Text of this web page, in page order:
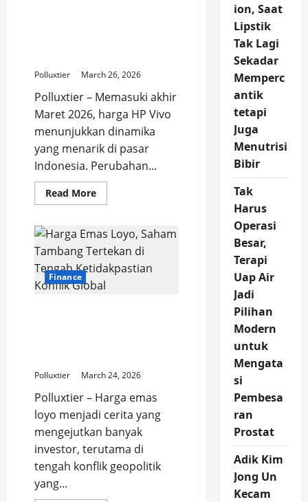
Polluxtier March 26, 2026
Polluxtier – Memasuki akhir
Maret 2026, harga HP Vivo
menunjukkan dinamika
yang menarik di pasar
Indonesia. Perubahan...
Read MoreRead
more
HP
Vivo
Terbaru
26
Maret
2026:
Panduan
Finance
Polluxtier March 24, 2026
Polluxtier – Harga emas
loyo menjadi cerita yang
mengejutkan banyak
investor, terutama di
tengah konflik geopolitik
yang...
ion, Saat
Lipstik
Tak Lagi
Sekadar
Memperc
antik
tetapi
Juga
Menutrisi
Bibir
Tak
Harus
Operasi
Besar,
Terapi
Uap Air
Jadi
Pilihan
Modern
untuk
Mengata
si
Pembesa
ran
Prostat
Adik Kim
Jong Un
Kecam